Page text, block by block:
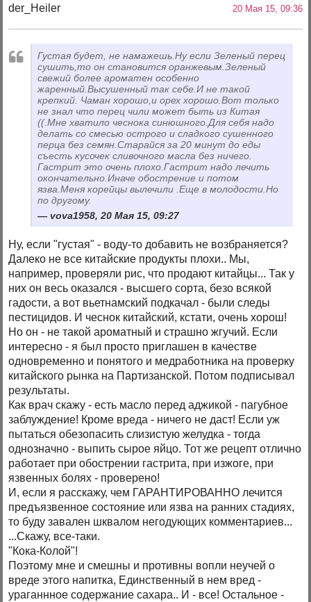
der_Heiler 20 Мая 15, 09:36
Густая будет, не намажешь.Ну если Зеленый перец
сушить,то он становится оранжевым.Зеленый
свежий более ароматен особенно
жаренный.Высушенный так себе.И не такой
крепкий. Чаман хорошо,и орех хорошо.Вот только
не знал что перец чили может быть из Китая
((.Мне хватило чеснока синюшного.Для себя надо
делать со смесью острого и сладкого сушенного
перца без семян.Старайся за 20 минут до еды
съесть кусочек сливочного масла без ничего.
Гастрит это очень плохо.Гастрит надо лечить
окончательно.Иначе обострение и потом
язва.Меня корейцы вылечили .Еще в молодости.Но
по другому.
vova1958, 20 Мая 15, 09:27
Ну, если "густая" - воду-то добавить не возбраняется?
Далеко не все китайские продукты плохи.. Мы,
например, проверяли рис, что продают китайцы... Так у
них он весь оказался - высшего сорта, безо всякой
гадости, а вот вьетнамский подкачал - были следы
пестицидов. И чеснок китайский, кстати, очень хорош!
Но он - не такой ароматный и страшно жгучий. Если
интересно - я был просто приглашен в качестве
одновременно и понятого и медработника на проверку
китайского рынка на Партизанской. Потом подписывал
результаты.
Как врач скажу - есть масло перед аджикой - пагубное
заблуждение! Кроме вреда - ничего не даст! Если уж
пытаться обезопасить слизистую желудка - тогда
однозначно - выпить сырое яйцо. Тот же рецепт отлично
работает при обострении гастрита, при изжоге, при
язвенных болях - проверено!
И, если я расскажу, чем ГАРАНТИРОВАННО лечится
предъязвенное состояние или язва на ранних стадиях,
то буду завален шквалом негодующих комментариев...
...Скажу, все-таки.
"Кока-Колой"!
Поэтому мне и смешны и противны вопли неучей о
вреде этого напитка, Единственный в нем вред -
ураганнное содержание сахара.. И - все! Остальное -